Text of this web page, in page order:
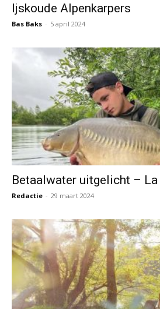
Ijskoude Alpenkarpers
Bas Baks - 5 april 2024
Betaalwater uitgelicht – La
Redactie - 29 maart 2024